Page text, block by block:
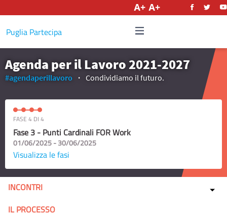
Puglia Partecipa
Agenda per il Lavoro 2021-2027
#agendaperillavoro Condividiamo il futuro.
FASE 4 DI 4
Fase 3 - Punti Cardinali FOR Work
01/06/2025 - 30/06/2025
Visualizza le fasi
INCONTRI
IL PROCESSO